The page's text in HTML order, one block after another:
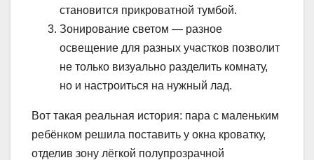
становится прикроватной тумбой.
Зонирование светом — разное
освещение для разных участков позволит
не только визуально разделить комнату,
но и настроиться на нужный лад.
Вот такая реальная история: пара с маленьким
ребёнком решила поставить у окна кроватку,
отделив зону лёгкой полупрозрачной